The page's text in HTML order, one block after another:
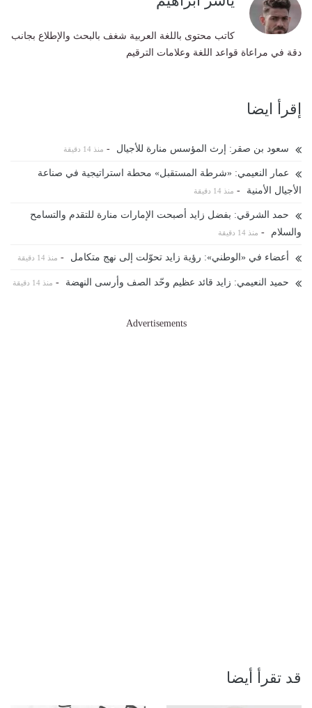
كاتب محتوى باللغة العربية شغف بالبحث والإطلاع بجانب
دقة في مراعاة قواعد اللغة وعلامات الترقيم
إقرأ ايضا
سعود بن صقر: إرث المؤسس منارة للأجيال - منذ 14 دقيقة
عمار النعيمي: «شرطة المستقبل» محطة استراتيجية في صناعة
الأجيال الأمنية
- منذ 14 دقيقة
حمد الشرقي: بفضل زايد أصبحت الإمارات منارة للتقدم والتسامح
والسلام
- منذ 14 دقيقة
أعضاء في «الوطني»: رؤية زايد تحوّلت إلى نهج متكامل - منذ 14 دقيقة
حميد النعيمي: زايد قائد عظيم وحّد الصف وأرسى النهضة - منذ 14 دقيقة
Advertisements
قد تقرأ أيضا